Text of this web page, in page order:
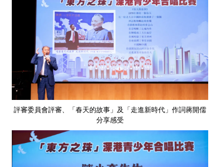
評審委員會評審、「春天的故事」及「走進新時代」作詞蔣開儒
分享感受